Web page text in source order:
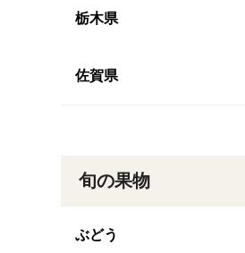
栃木県
佐賀県
旬の果物
ぶどう